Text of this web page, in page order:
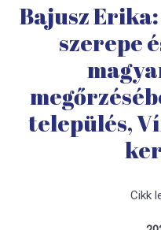
Bajusz
szerepe
település,
Cikk